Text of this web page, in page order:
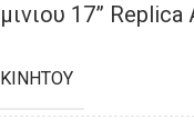
17” Replica